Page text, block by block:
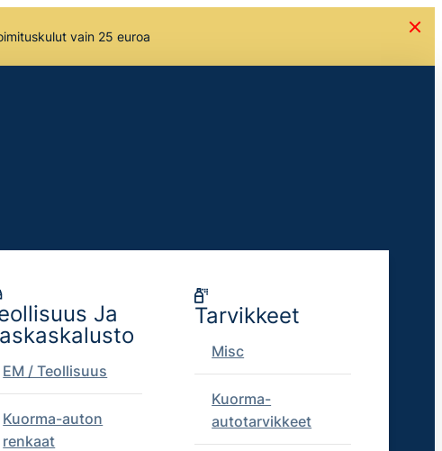
vain 25 euroa
Ja
EM / Teollisuus
Kuorma-auton
renkaat
Tarvikkeet
Misc
Kuorma-
autotarvikkeet